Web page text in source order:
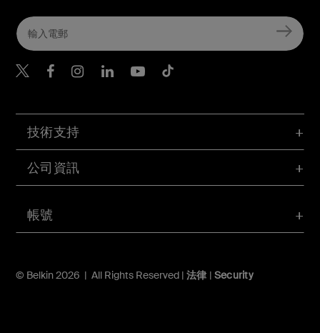
帳號
技術支持
公司資訊
© Belkin 2026 | All Rights Reserved | 法律 | Security
Belkin Twitter
Belkin Hong Kong
Belkin Instagram
Belkin Hong Kong
Belkin Youtube
Belkin TikTok